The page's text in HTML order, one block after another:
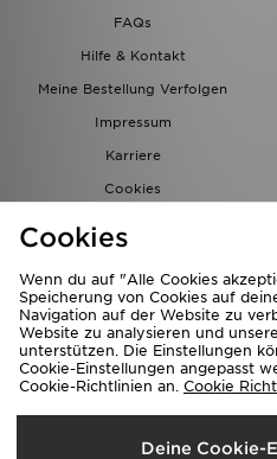
FAQs
Hilfe & Kontakt
Meine Bestellung Verfolgen
Impressum
Karriere
Cookies
Deutschland
Cookies
Wenn du auf "Alle Cookies
Speicherung von Cookies auf
Navigation auf der Website zu
Website zu analysieren und
unterstützen. Die Einstellungen
Cookie-Einstellungen angepasst
Cookie-Richtlinien an. Cookie
Deine Cookie-